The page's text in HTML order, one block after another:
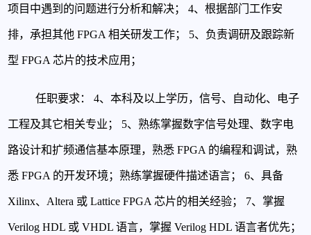
项目中遇到的问题进行分析和解决；4、根据部门工作安
排，承担其他 FPGA 相关研发工作； 5、负责调研及跟踪新
型 FPGA 芯片的技术应用；
任职要求： 4、本科及以上学历，信号、自动化、电子
工程及其它相关专业； 5、熟练掌握数字信号处理、数字电
路设计和扩频通信基本原理，熟悉 FPGA 的编程和调试，熟
悉 FPGA 的开发环境；熟练掌握硬件描述语言；6、具备
Xilinx、Altera 或 Lattice FPGA 芯片的相关经验； 7、掌握
Verilog HDL 或 VHDL 语言，掌握 Verilog HDL 语言者优先；